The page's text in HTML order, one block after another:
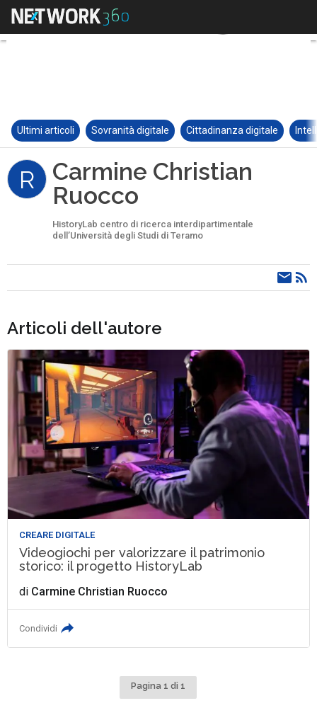
Ultimi articoli Sovranità digitale Cittadinanza digitale
R
Carmine Christian
Ruocco
HistoryLab centro di ricerca interdipartimentale
dell’Università degli Studi di Teramo
Articoli dell'autore
CREARE DIGITALE
Videogiochi per valorizzare il patrimonio
storico: il progetto HistoryLab
di Carmine Christian Ruocco
Condividi
Pagina 1 di 1